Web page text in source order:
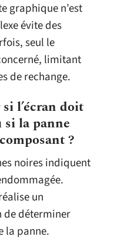
graphique n’est
évite des
seul le
limitant
de rechange.
l’écran doit
si la panne
?
noires indiquent
un
déterminer
la panne.